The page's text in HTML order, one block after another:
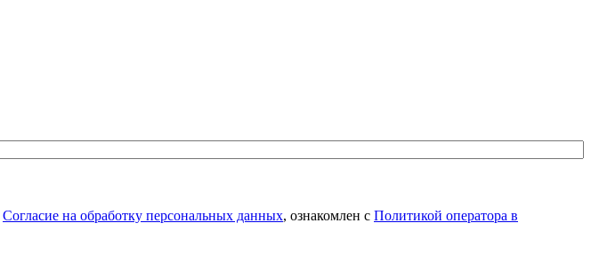
Согласие на обработку персональных данных, ознакомлен с Политикой оператора в